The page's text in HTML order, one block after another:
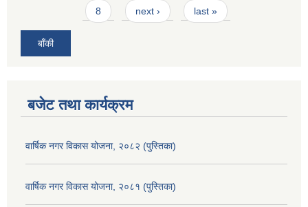
8 next › last »
बाँकी
बजेट तथा कार्यक्रम
वार्षिक नगर विकास योजना, २०८२ (पुस्तिका)
वार्षिक नगर विकास योजना, २०८१ (पुस्तिका)